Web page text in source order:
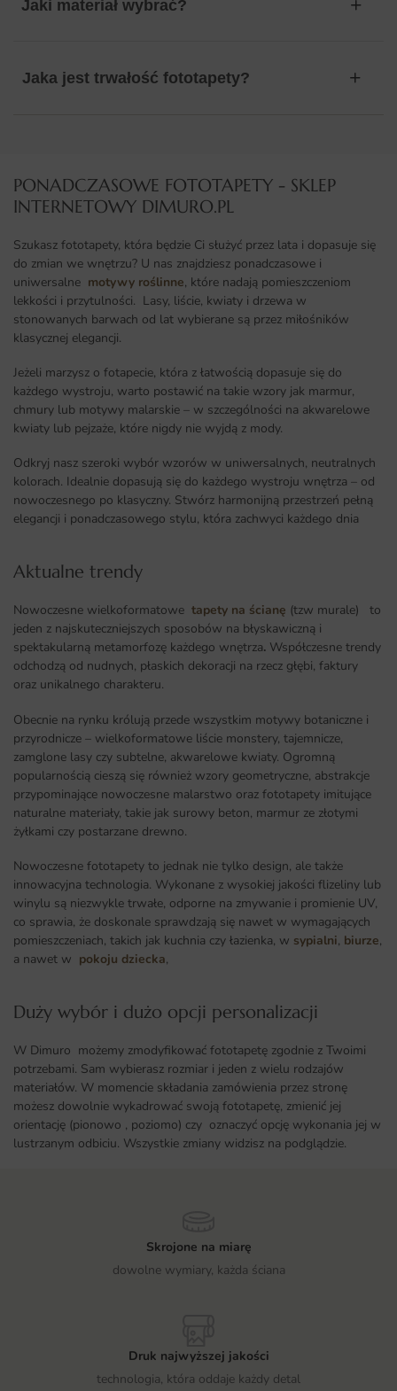
Jaki materiał wybrać?
Jaka jest trwałość fototapety?
PONADCZASOWE FOTOTAPETY - SKLEP
INTERNETOWY DIMURO.PL​
Szukasz fototapety, która będzie Ci służyć przez lata i dopasuje się
do zmian we wnętrzu? U nas znajdziesz ponadczasowe i
uniwersalne motywy roślinne, które nadają pomieszczeniom
lekkości i przytulności. Lasy, liście, kwiaty i drzewa w
stonowanych barwach od lat wybierane są przez miłośników
klasycznej elegancji.
Jeżeli marzysz o fotapecie, która z łatwością dopasuje się do
każdego wystroju, warto postawić na takie wzory jak marmur,
chmury lub motywy malarskie – w szczególności na akwarelowe
kwiaty lub pejzaże, które nigdy nie wyjdą z mody.
Odkryj nasz szeroki wybór wzorów w uniwersalnych, neutralnych
kolorach. Idealnie dopasują się do każdego wystroju wnętrza – od
nowoczesnego po klasyczny. Stwórz harmonijną przestrzeń pełną
elegancji i ponadczasowego stylu, która zachwyci każdego dnia
Aktualne trendy​
Nowoczesne wielkoformatowe tapety na ścianę (tzw murale) to
jeden z najskuteczniejszych sposobów na błyskawiczną i
spektakularną metamorfozę każdego wnętrza. Współczesne trendy
odchodzą od nudnych, płaskich dekoracji na rzecz głębi, faktury
oraz unikalnego charakteru.
Obecnie na rynku królują przede wszystkim motywy botaniczne i
przyrodnicze – wielkoformatowe liście monstery, tajemnicze,
zamglone lasy czy subtelne, akwarelowe kwiaty. Ogromną
popularnością cieszą się również wzory geometryczne, abstrakcje
przypominające nowoczesne malarstwo oraz fototapety imitujące
naturalne materiały, takie jak surowy beton, marmur ze złotymi
żyłkami czy postarzane drewno.
Nowoczesne fototapety to jednak nie tylko design, ale także
innowacyjna technologia. Wykonane z wysokiej jakości flizeliny lub
winylu są niezwykle trwałe, odporne na zmywanie i promienie UV,
co sprawia, że doskonale sprawdzają się nawet w wymagających
pomieszczeniach, takich jak kuchnia czy łazienka, w sypialni, biurze,
a nawet w pokoju dziecka,
Duży wybór i dużo opcji personalizacji ​
W Dimuro możemy zmodyfikować fototapetę zgodnie z Twoimi
potrzebami. Sam wybierasz rozmiar i jeden z wielu rodzajów
materiałów. W momencie składania zamówienia przez stronę
możesz dowolnie wykadrować swoją fototapetę, zmienić jej
orientację (pionowo , poziomo) czy oznaczyć opcję wykonania jej w
lustrzanym odbiciu. Wszystkie zmiany widzisz na podglądzie.
Skrojone na miarę
dowolne wymiary, każda ściana
Druk najwyższej jakości
technologia, która oddaje każdy detal